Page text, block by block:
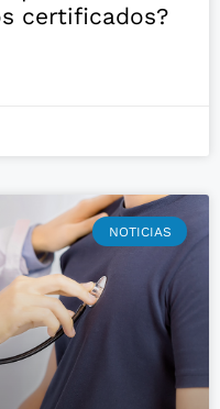
certificados?
NOTICIAS